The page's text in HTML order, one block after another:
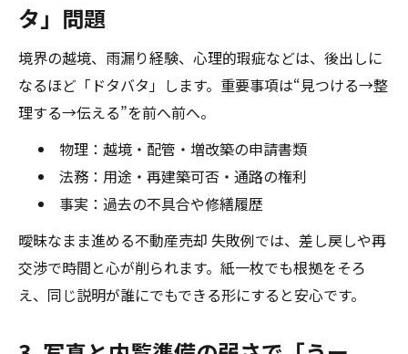
タ」問題
境界の越境、雨漏り経験、心理的瑕疵などは、後出しに
なるほど「ドタバタ」します。重要事項は“見つける→整
理する→伝える”を前へ前へ。
物理：越境・配管・増改築の申請書類
法務：用途・再建築可否・通路の権利
事実：過去の不具合や修繕履歴
曖昧なまま進める不動産売却 失敗例では、差し戻しや再
交渉で時間と心が削られます。紙一枚でも根拠をそろ
え、同じ説明が誰にでもできる形にすると安心です。